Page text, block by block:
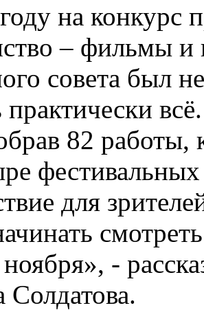
на конкурс
– фильмы и
совета был
практически
82 работы,
для
-
Солдатова.